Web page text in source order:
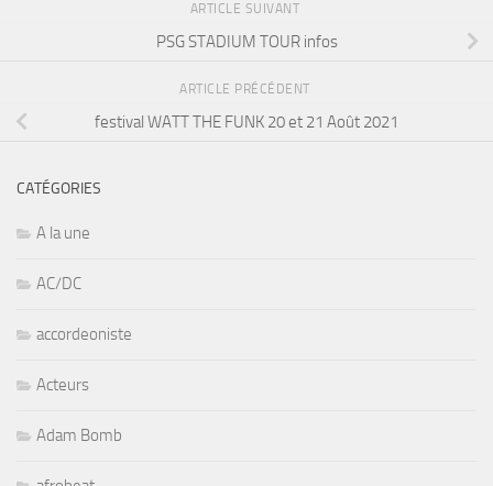
ARTICLE SUIVANT
PSG STADIUM TOUR infos
ARTICLE PRÉCÉDENT
festival WATT THE FUNK 20 et 21 Août 2021
CATÉGORIES
A la une
AC/DC
accordeoniste
Acteurs
Adam Bomb